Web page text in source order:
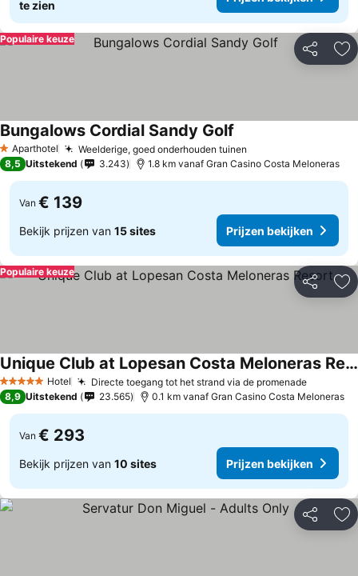
te zien
Delen
Populaire keuze
1 Sterren
Aparthotel Weelderige, goed onderhouden tuinen
Bungalows Cordial Sandy Golf
8,5 Uitstekend 3.243 1.8 km vanaf Gran Casino Costa Meloneras
Van € 139
Bekijk prijzen van 15 sites Prijzen bekijken
Delen
Populaire keuze
5 Sterren Hotel Directe toegang tot het strand via de promenadePrijzen
Unique Club at Lopesan Costa Meloneras Resort
Prijzen bekijken
8,9 Uitstekend 23.565 0.1 km vanaf Gran Casino Costa Meloneras
Van € 293
Bekijk prijzen van 10 sites Prijzen bekijken
Delen